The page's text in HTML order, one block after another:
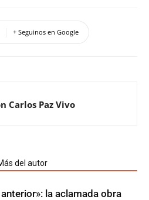
+ Seguinos en Google
Carlos Paz Vivo
del autor
la aclamada obra